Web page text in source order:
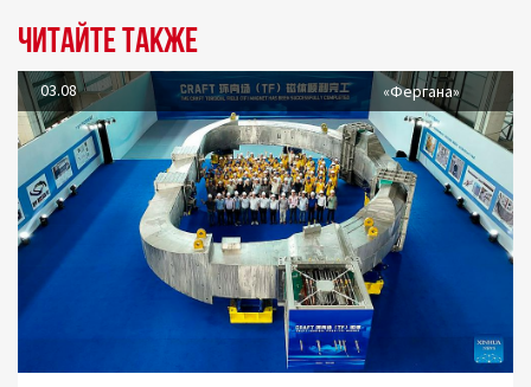
Читайте также
03.08 «Фергана»